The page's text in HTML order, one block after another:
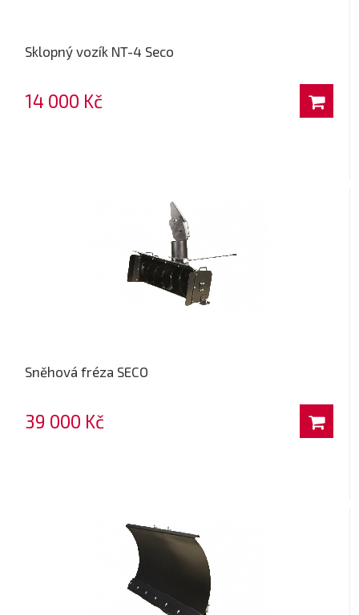
Sklopný vozík NT-4 Seco
14 000 Kč
Sněhová fréza SECO
39 000 Kč